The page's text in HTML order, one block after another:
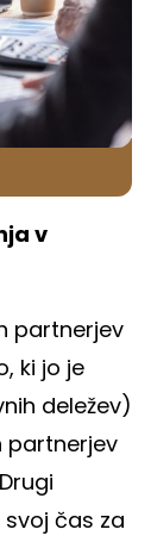
v
partnerjev
ki jo je
deležev)
partnerjev
čas za